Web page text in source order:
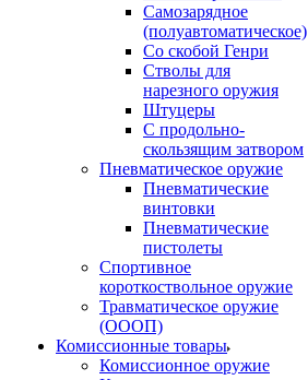
Самозарядное
(полуавтоматическое)
Со скобой Генри
Стволы для
нарезного оружия
Штуцеры
С продольно-
скользящим затвором
Пневматическое оружие
Пневматические
винтовки
Пневматические
пистолеты
Спортивное
короткоствольное оружие
Травматическое оружие
(ОООП)
Комиссионные товары
Комиссионное оружие